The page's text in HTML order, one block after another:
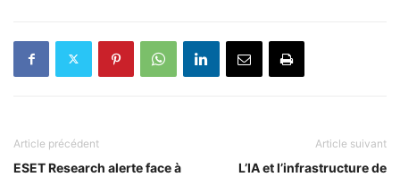
Article précédent
ESET Research alerte face à
Article suivant
L’IA et l’infrastructure de